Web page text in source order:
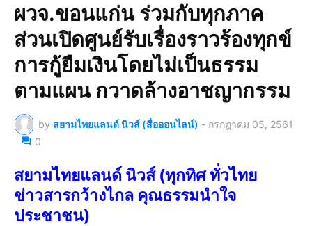
ผวจ.ขอนแก่น ร่วมกับทุกภาค
ส่วนเปิดศูนย์รับเรื่องราวร้องทุกข์
การกู้ยืมเงินโดยไม่เป็นธรรม
ตามแผน กวาดล้างอาชญากรรม
by สยามไทยแลนด์ นิวส์ (สื่อออนไลน์) - กรกฎาคม 05, 2561
0
สยามไทยแลนด์ นิวส์ (ทุกทิศ ทั่วไทย
ข่าวสารกว้างไกล คุณธรรมนำใจ
ประชาชน)